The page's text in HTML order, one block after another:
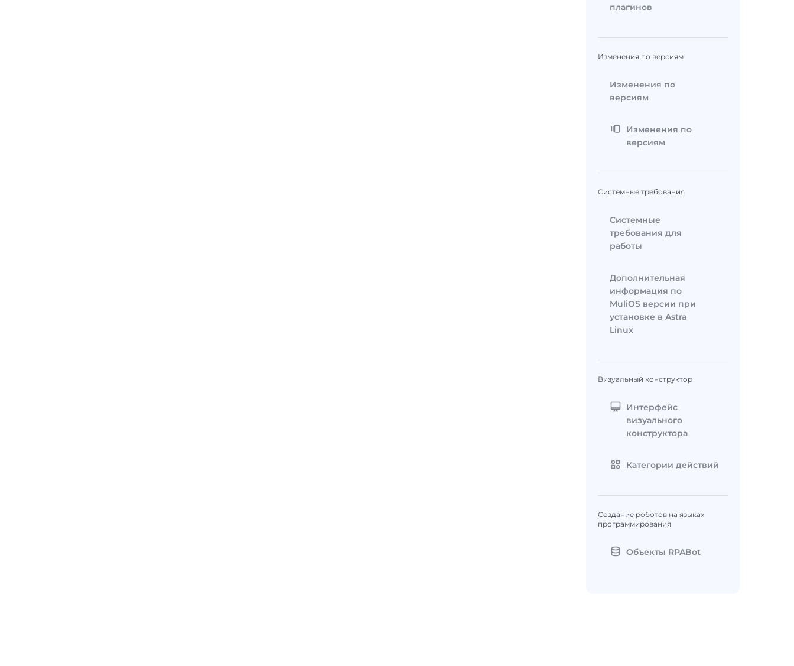
плагинов
Изменения по версиям
Изменения по
версиям
Изменения по
версиям
Системные требования
Системные
требования для
работы
Дополнительная
информация по
MuliOS версии при
установке в Astra
Linux
Визуальный конструктор
Интерфейс
визуального
конструктора
Категории действий
Создание роботов на языках
программирования
Объекты RPABot